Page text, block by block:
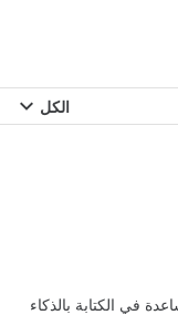
الكل
في الكتابة بالذكاء